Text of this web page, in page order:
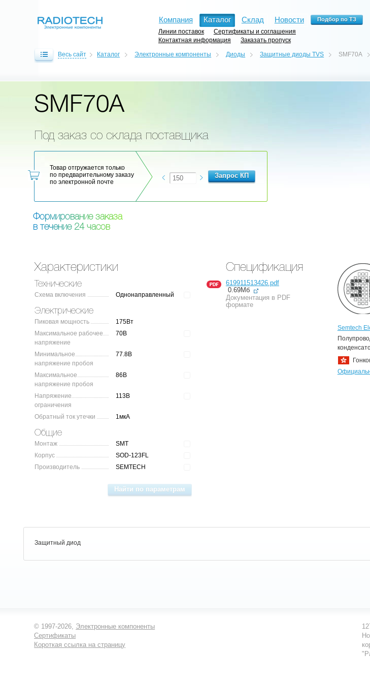
Компания Каталог Склад Новости
Линии поставок
Сертификаты и соглашения
Контактная информация
Заказать пропуск
Весь сайт Каталог Электронные компоненты Диоды Защитные диоды TVS SMF70A
SMF70A
Под заказ со склада поставщика
Товар отгружается только
по предварительному заказу
по электронной почте
Формирование заказа
в течение 24 часов
Характеристики
Технические
Схема включения Однонаправленный
Электрические
Пиковая мощность
175Вт
Максимальное рабочее
напряжение
70В
Минимальное
напряжение пробоя
77.8В
Максимальное
напряжение пробоя
86В
Напряжение
ограничения
113В
Обратный ток утечки 1мкА
Общие
Монтаж
SMT
Корпус
SOD-123FL
Производитель
SEMTECH
Спецификация
619911513426.pdf
0.69Мб
Документация в PDF
формате
Semtech
Защитный диод
© 1997-2026, Электронные компоненты
Сертификаты
Короткая ссылка на страницу